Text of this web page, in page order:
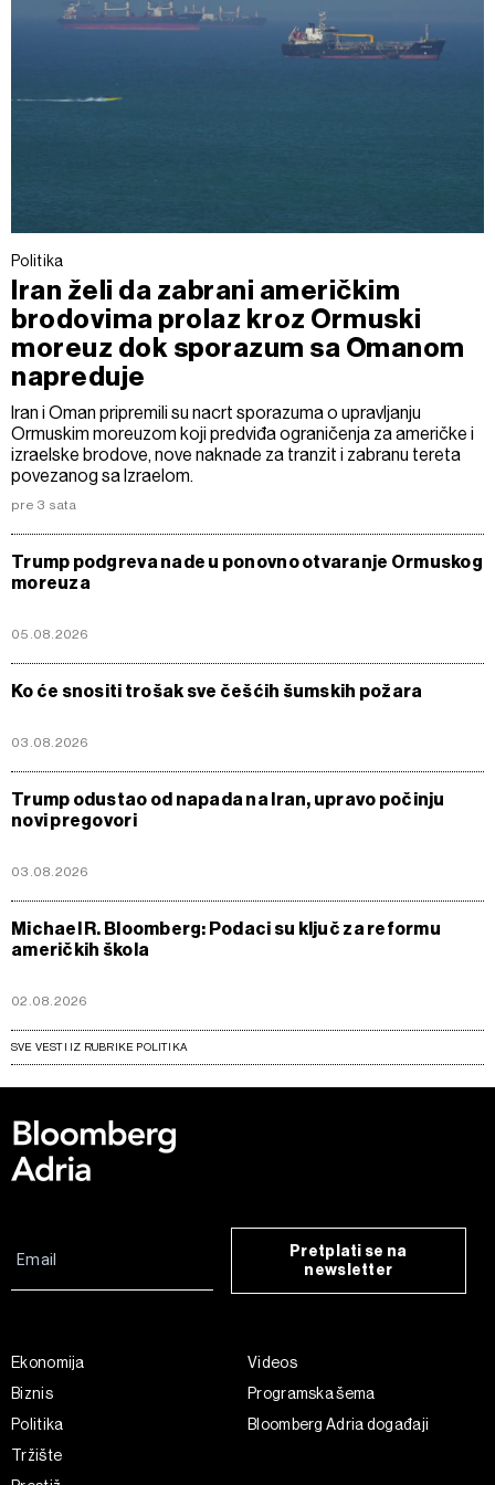
Politika
Iran želi da zabrani američkim
brodovima prolaz kroz Ormuski
moreuz dok sporazum sa Omanom
napreduje
Iran i Oman pripremili su nacrt sporazuma o upravljanju
Ormuskim moreuzom koji predviđa ograničenja za američke i
izraelske brodove, nove naknade za tranzit i zabranu tereta
povezanog sa Izraelom.
pre 3 sata
Trump podgreva nade u ponovno otvaranje Ormuskog
moreuza
05.08.2026
Ko će snositi trošak sve češćih šumskih požara
03.08.2026
Trump odustao od napada na Iran, upravo počinju
novi pregovori
03.08.2026
Michael R. Bloomberg: Podaci su ključ za reformu
američkih škola
02.08.2026
SVE VESTI IZ RUBRIKE POLITIKA
Pretplati se na
newsletter
Ekonomija
Biznis
Politika
Tržište
Videos
Programska šema
Bloomberg Adria događaji